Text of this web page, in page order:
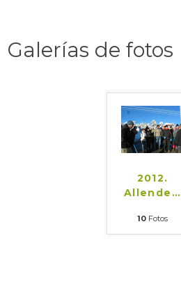
Galerías de fotos
2012.
Allende …
10 Fotos